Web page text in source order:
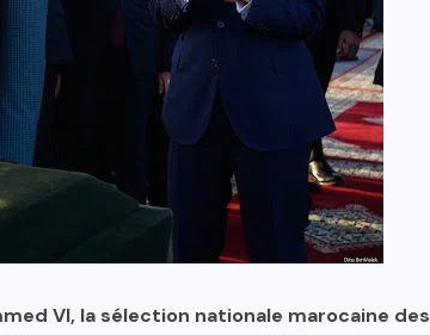
VI, la sélection nationale marocaine des